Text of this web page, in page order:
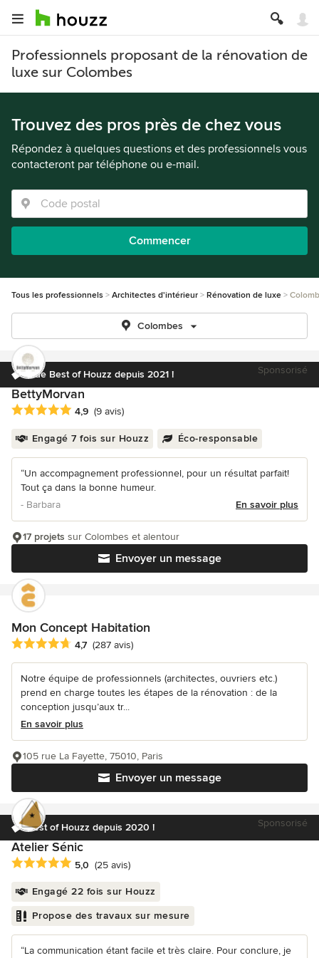
Professionnels proposant de la rénovation de
luxe sur Colombes
Trouvez des pros près de chez vous
Répondez à quelques questions et des professionnels vous
contacteront par téléphone ou e-mail.
Commencer
Tous les professionnels Architectes d'intérieur Rénovation de luxe
Colombes
Élue Best of Houzz depuis 2021 ! Sponsorisé
BettyMorvan
Note moyenne : 4.9 étoiles sur 5
4,9 (9 avis)
Engagé 7 fois sur Houzz Éco-responsable
“Un accompagnement professionnel, pour un résultat parfait!
Tout ça dans la bonne humeur.
- Barbara
En savoir plus
Envoyer un message
17 projets sur Colombes et alentour
Mon Concept Habitation
Note moyenne : 4.7 étoiles sur 5
4,7 (287 avis)
Notre équipe de professionnels (architectes, ouvriers etc.)
prend en charge toutes les étapes de la rénovation : de la
conception jusqu’aux tr...
En savoir plus
Envoyer un message
105 rue La Fayette, 75010, Paris
Best of Houzz depuis 2020 ! Sponsorisé
Atelier Sénic
Note moyenne : 5 étoiles sur 5
5,0 (25 avis)
Engagé 22 fois sur Houzz
Propose des travaux sur mesure
“La communication étant facile et très claire. Pour conclure, je